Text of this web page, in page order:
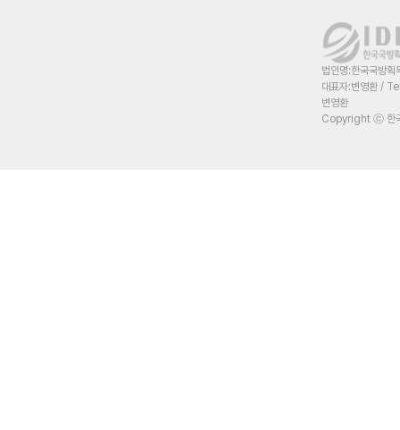
법인명:한국국방
대표자:변영환 /
변영환
Copyright ⓒ 한